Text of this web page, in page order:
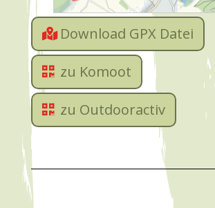
Download GPX Datei
zu Komoot
zu Outdooractiv